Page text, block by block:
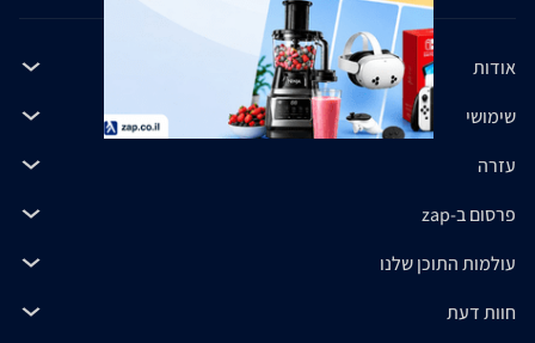
אודות
שימושי
עזרה
פרסום ב-zap
עולמות התוכן שלנו
חוות דעת